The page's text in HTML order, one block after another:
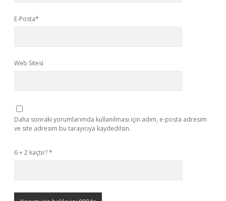
E-Posta*
Web Sitesi
Daha sonraki yorumlarımda kullanılması için adım, e-posta adresim
ve site adresim bu tarayıcıya kaydedilsin.
6 + 2 kaçtır?*